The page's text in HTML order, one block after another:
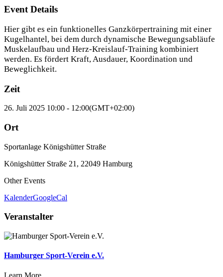
Event Details
Hier gibt es ein funktionelles Ganzkörpertraining mit einer
Kugelhantel, bei dem durch dynamische Bewegungsabläufe
Muskelaufbau und Herz-Kreislauf-Training kombiniert
werden. Es fördert Kraft, Ausdauer, Koordination und
Beweglichkeit.
Zeit
26. Juli 2025 10:00 - 12:00(GMT+02:00)
Ort
Sportanlage Königshütter Straße
Königshütter Straße 21, 22049 Hamburg
Other Events
KalenderGoogleCal
Veranstalter
Hamburger Sport-Verein e.V.
Learn More